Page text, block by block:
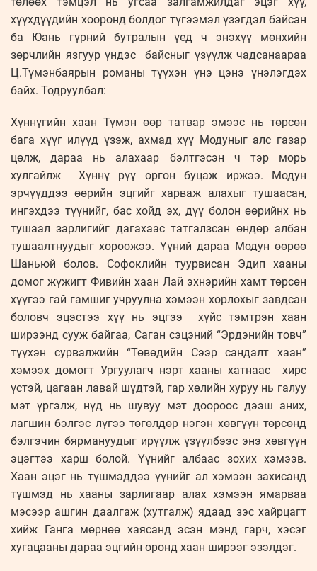
хүүхдүүдийн хооронд болдог түгээмэл үзэгдэл байсан
ба Юань гүрний бутралын үед ч энэхүү мөнхийн
зөрчлийн язгуур үндэс байсныг үзүүлж чадсанаараа
Ц.Түмэнбаярын романы түүхэн үнэ цэнэ үнэлэгдэх
байх. Тодруулбал:
Хүннүгийн хаан Түмэн өөр татвар эмээс нь төрсөн
бага хүүг илүүд үзэж, ахмад хүү Модуныг алс газар
цөлж, дараа нь алахаар бэлтгэсэн ч тэр морь
хулгайлж Хүннү рүү оргон буцаж иржээ. Модун
эрчүүддээ өөрийн эцгийг харваж алахыг тушаасан,
ингэхдээ түүнийг, бас хойд эх, дүү болон өөрийнх нь
тушаал зарлигийг дагахаас татгалзсан өндөр албан
тушаалтнуудыг хороожээ. Үүний дараа Модун өөрөө
Шаньюй болов. Софоклийн туурвисан Эдип хааны
домог жүжигт Фивийн хаан Лай эхнэрийн хамт төрсөн
хүүгээ гай гамшиг учруулна хэмээн хорлохыг завдсан
боловч эцэстээ хүү нь эцгээ хүйс тэмтрэн хаан
ширээнд сууж байгаа, Саган сэцэний “Эрдэнийн товч”
түүхэн сурвалжийн “Төвөдийн Сээр сандалт хаан”
хэмээх домогт Ургуулагч нэрт хааны хатнаас хирс
үстэй, цагаан лавай шүдтэй, гар хөлийн хуруу нь галуу
мэт үргэлж, нүд нь шувуу мэт доороос дээш аних,
лагшин бэлгэс лүгээ төгөлдөр нэгэн хөвгүүн төрсөнд
бэлгэчин бярмануудыг ирүүлж үзүүлбээс энэ хөвгүүн
эцэгтээ харш болой. Үүнийг албаас зохих хэмээв.
Хаан эцэг нь түшмэддээ үүнийг ал хэмээн захисанд
түшмэд нь хааны зарлигаар алах хэмээн ямарваа
мэсээр ашгин даалгаж (хутгалж) ядаад зэс хайрцагт
хийж Ганга мөрнөө хаясанд эсэн мэнд гарч, хэсэг
хугацааны дараа эцгийн оронд хаан ширээг эзэлдэг.